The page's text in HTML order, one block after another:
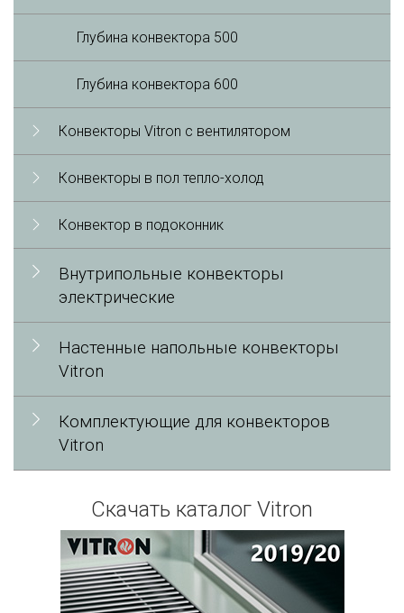
Глубина конвектора 500
Глубина конвектора 600
Конвекторы Vitron с вентилятором
Конвекторы в пол тепло-холод
Конвектор в подоконник
Внутрипольные конвекторы
электрические
Настенные напольные конвекторы
Vitron
Комплектующие для конвекторов
Vitron
Скачать каталог Vitron